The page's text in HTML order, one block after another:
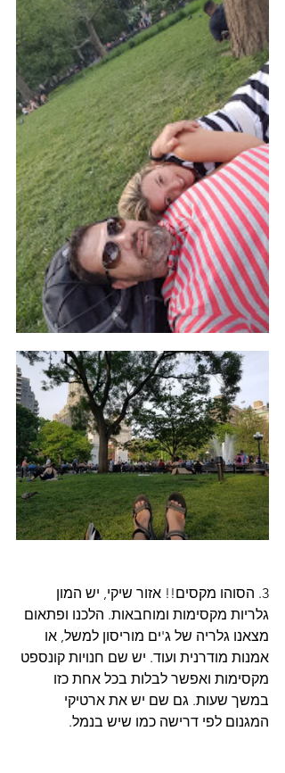
3. הסוהו מקסים!! אזור שיקי, יש המון
גלריות מקסימות ומוחבאות. הלכנו ופתאום
מצאנו גלריה של ג'ים מוריסון למשל, או
אמנות מודרנית ועוד. יש שם חנויות קונספט
מקסימות ואפשר לבלות בכל אחת כזו
במשך שעות. גם שם יש את ארטיקי
המגנום לפי דרישה כמו שיש בנמל.